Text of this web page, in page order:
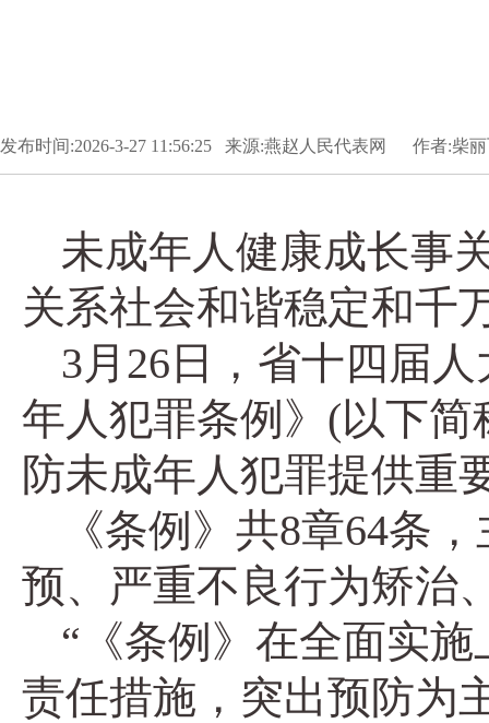
发布时间:2026-3-27 11:56:25 来源:燕赵人民代表网 作者:柴丽
未成年人健康成长事
关系社会和谐稳定和千
3月26日，省十四届
年人犯罪条例》(以下
防未成年人犯罪提供重
《条例》共8章64条
预、严重不良行为矫治
“《条例》在全面实
责任措施，突出预防为